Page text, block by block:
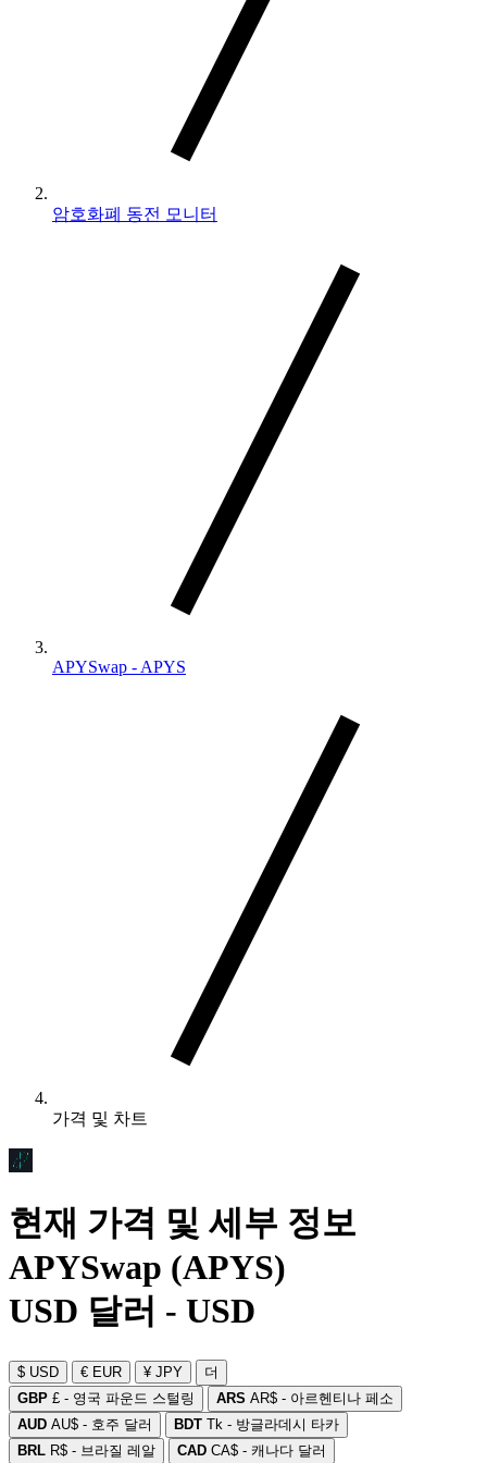
암호화폐 동전 모니터
APYSwap - APYS
가격 및 차트
현재 가격 및 세부 정보
APYSwap (APYS)
USD 달러 - USD
$ USD € EUR ¥ JPY
더
GBP £ - 영국 파운드 스털링 ARS AR$ - 아르헨티나 페소
AUD AU$ - 호주 달러 BDT Tk - 방글라데시 타카
BRL R$ - 브라질 레알 CAD CA$ - 캐나다 달러